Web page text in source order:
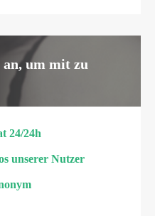
an, um mit zu
24/24h
unserer Nutzer